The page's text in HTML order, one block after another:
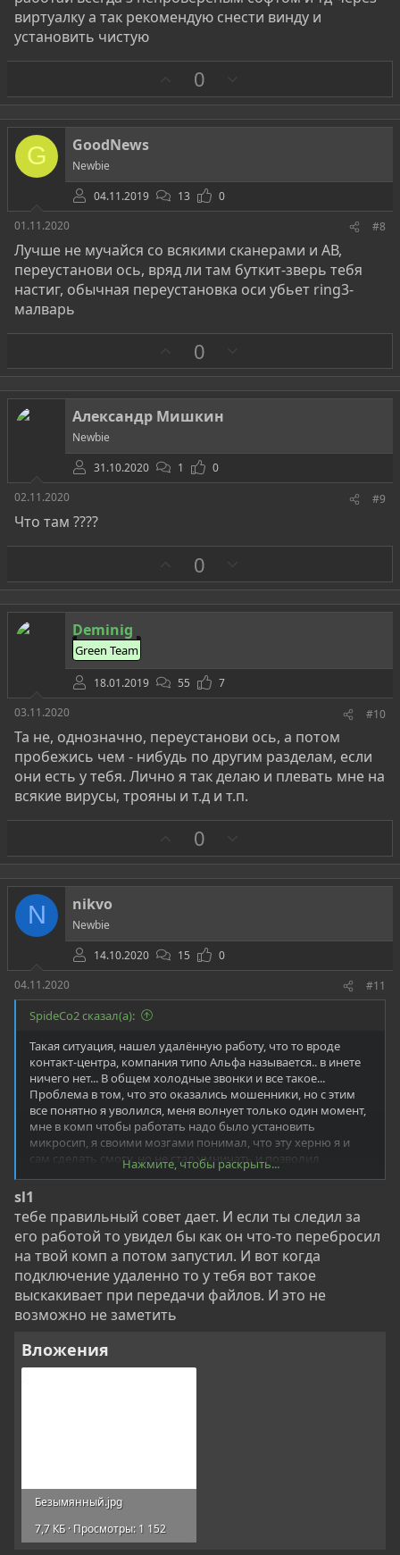
виртуалку а так рекомендую снести винду и
установить чистую
а
0
р
о
в
G GoodNews
Newbie
04.11.2019
13
0
01.11.2020
#8
Лучше не мучайся со всякими сканерами и АВ,
переустанови ось, вряд ли там буткит-зверь тебя
настиг, обычная переустановка оси убьет ring3-
малварь
а
0
р
о
в
Александр Мишкин
Newbie
31.10.2020
1
0
02.11.2020
#9
Что там ????
а
0
р
о
Deminig
Green Team
18.01.2019 55
7
03.11.2020
#10
Та не, однозначно, переустанови ось, а потом
пробежись чем - нибудь по другим разделам, если
они есть у тебя. Лично я так делаю и плевать мне на
всякие вирусы, трояны и т.д и т.п.
а
0
р
о
в
N nikvo
Newbie
14.10.2020
15
0
04.11.2020
#11
SpideCo2 сказал(а):
Такая ситуация, нашел удалённую работу, что то вроде
контакт-центра, компания типо Альфа называется.. в инете
ничего нет... В общем холодные звонки и все такое...
Проблема в том, что это оказались мошенники, но с этим
все понятно я уволился, меня волнует только один момент,
мне в комп чтобы работать надо было установить
микросип, я своими мозгами понимал, что эту херню я и
сам сделать смогу, но не стал умничать и позволил
сотруднику некому "Роману" типо сисадмина, зайти
удаленно в мой комп и установить микросип, удаленно он
подключился через any desk, ребят такой вопрос, он мог
каким либо образом перекинуть мне вирус как либо? В
любом случае я смотрел на экран и видел чем он
занимался, вроде ничего подозрительного... Но очень
переживаю, буду рад если поможете
Нажмите, чтобы раскрыть...
sl1
тебе правильный совет дает. И если ты следил за
его работой то увидел бы как он что-то перебросил
на твой комп а потом запустил. И вот когда
подключение удаленно то у тебя вот такое
выскакивает при передачи файлов. И это не
возможно не заметить
Вложения
Безымянный.jpg
7,7 КБ · Просмотры: 1 152